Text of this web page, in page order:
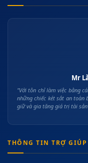
Mr
"Với tôn chỉ làm việc bằng
những chiếc két sắt an
giữ và gia tăng giá trị tài
THÔNG TIN TRỢ GIÚP